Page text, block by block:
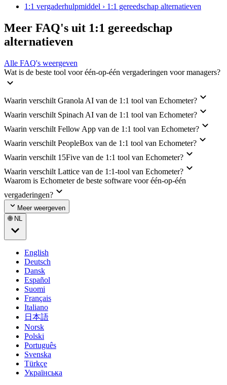
1:1 vergaderhulpmiddel › 1:1 gereedschap alternatieven
Meer FAQ's uit 1:1 gereedschap
alternatieven
Alle FAQ's weergeven
Wat is de beste tool voor één-op-één vergaderingen voor managers?
Waarin verschilt Granola AI van de 1:1 tool van Echometer?
Waarin verschilt Spinach AI van de 1:1 tool van Echometer?
Waarin verschilt Fellow App van de 1:1 tool van Echometer?
Waarin verschilt PeopleBox van de 1:1 tool van Echometer?
Waarin verschilt 15Five van de 1:1 tool van Echometer?
Waarin verschilt Lattice van de 1:1-tool van Echometer?
Waarom is Echometer de beste software voor één-op-één
vergaderingen?
Meer weergeven
🌐 NL
English
Deutsch
Dansk
Español
Suomi
Français
Italiano
日本語
Norsk
Polski
Português
Svenska
Türkçe
Українська